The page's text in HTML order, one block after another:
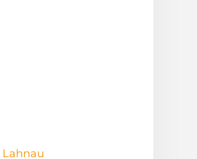
Lahnau